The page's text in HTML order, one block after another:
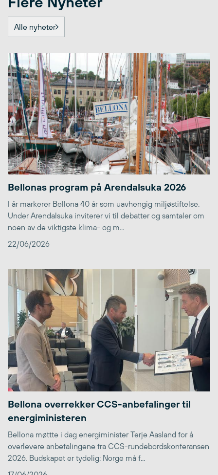
Alle nyheter
Bellonas program på Arendalsuka 2026
I år markerer Bellona 40 år som uavhengig miljøstiftelse.
Under Arendalsuka inviterer vi til debatter og samtaler om
noen av de viktigste klima- og m...
22/06/2026
Bellona overrekker CCS-anbefalinger til
energiministeren
Bellona møttte i dag energiminister Terje Aasland for å
overlevere anbefalingene fra CCS-rundebordskonferansen
2026. Budskapet er tydelig: Norge må f...